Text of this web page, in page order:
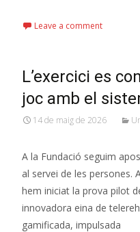
Leave a comment
L’exercici es
joc amb el
14 de maig de 2026
A la Fundació seguim
al servei de les persones.
hem iniciat la prova pilot
innovadora eina de
gamificada, impulsada